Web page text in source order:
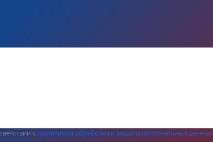
с Политикой обработки и защиты персональных данных